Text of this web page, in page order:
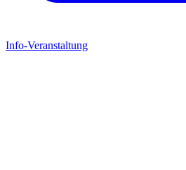
Info-Veranstaltung